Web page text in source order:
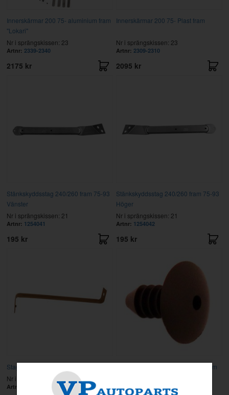
Innerskärmar 200 75- aluminium fram
"Lokari"
Nr i sprängskissen: 23
Artnr: 2339-2340
2175 kr
Innerskärmar 200 75- Plast fram
Nr i sprängskissen: 23
Artnr: 2309-2310
2095 kr
Stänkskyddsstag 240/260 fram 75-93
Vänster
Nr i sprängskissen: 21
Artnr: 1254041
195 kr
Stänkskyddsstag 240/260 fram 75-93
Höger
Nr i sprängskissen: 21
Artnr: 1254042
195 kr
Stag 240 81- fram (förstärkning)
Nr i sprängskissen: 26
Artnr:
Plugg/plastnit karosseri 164/240 mm
Artnr: 1224786